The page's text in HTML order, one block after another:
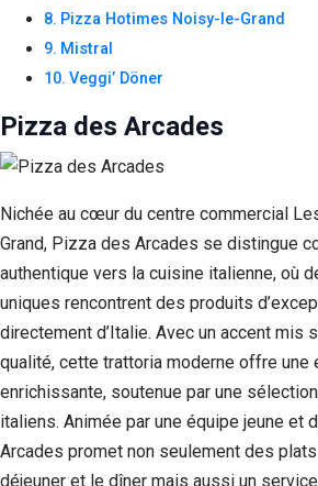
Pizza Hotimes Noisy-le-Grand
Mistral
Veggi’ Döner
Pizza des Arcades
Nichée au cœur du centre commercial
Grand, Pizza des Arcades se distingue
authentique vers la cuisine italienne, où
uniques rencontrent des produits
directement d’Italie. Avec un accent mis
qualité, cette trattoria moderne offre une
enrichissante, soutenue par une
italiens. Animée par une équipe jeune et
Arcades promet non seulement des
déjeuner et le dîner mais aussi un
contenu et des
personnalisés.